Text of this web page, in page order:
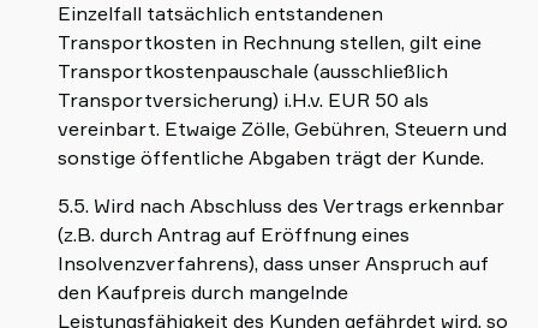
Einzelfall tatsächlich entstandenen
Transportkosten in Rechnung stellen, gilt eine
Transportkostenpauschale (ausschließlich
Transportversicherung) i.H.v. EUR 50 als
vereinbart. Etwaige Zölle, Gebühren, Steuern und
sonstige öffentliche Abgaben trägt der Kunde.
5.5. Wird nach Abschluss des Vertrags erkennbar
(z.B. durch Antrag auf Eröffnung eines
Insolvenzverfahrens), dass unser Anspruch auf
den Kaufpreis durch mangelnde
Leistungsfähigkeit des Kunden gefährdet wird, so